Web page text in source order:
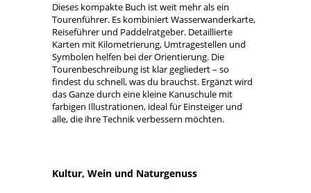
Dieses kompakte Buch ist weit mehr als ein
Tourenführer. Es kombiniert Wasserwanderkarte,
Reiseführer und Paddelratgeber. Detaillierte
Karten mit Kilometrierung, Umtragestellen und
Symbolen helfen bei der Orientierung. Die
Tourenbeschreibung ist klar gegliedert – so
findest du schnell, was du brauchst. Ergänzt wird
das Ganze durch eine kleine Kanuschule mit
farbigen Illustrationen, ideal für Einsteiger und
alle, die ihre Technik verbessern möchten.
Kultur, Wein und Naturgenuss